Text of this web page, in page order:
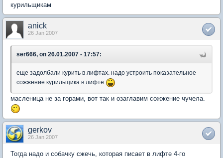
курильщикам
anick
26 Jan 2007
ser666, on 26.01.2007 - 17:57:
еще задолбали курить в лифтах. надо устроить показательное
сожжение курильщика в лифте
масленица не за горами, вот так и озаглавим сожжение чучела.
gerkov
26 Jan 2007
Тогда надо и собачку сжечь, которая писает в лифте 4-го